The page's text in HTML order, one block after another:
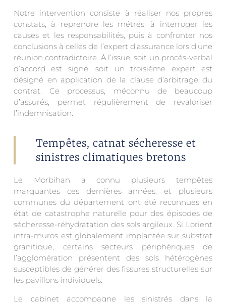
Notre intervention consiste à réaliser nos propres
constats, à reprendre les métrés, à interroger les
causes et les responsabilités, puis à confronter nos
conclusions à celles de l’expert d’assurance lors d’une
réunion contradictoire. À l’issue, soit un procès-verbal
d’accord est signé, soit un troisième expert est
désigné en application de la clause d’arbitrage du
contrat. Ce processus, méconnu de beaucoup
d’assurés, permet régulièrement de revaloriser
l’indemnisation.
Tempêtes, catnat sécheresse et
sinistres climatiques bretons
Le Morbihan a connu plusieurs tempêtes
marquantes ces dernières années, et plusieurs
communes du département ont été reconnues en
état de catastrophe naturelle pour des épisodes de
sécheresse-réhydratation des sols argileux. Si Lorient
intra-muros est globalement implantée sur substrat
granitique, certains secteurs périphériques de
l’agglomération présentent des sols hétérogènes
susceptibles de générer des fissures structurelles sur
les pavillons individuels.
Le cabinet accompagne les sinistrés dans la